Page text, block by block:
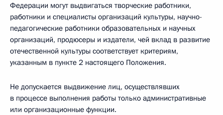
Федерации могут выдвигаться творческие работники,
работники и специалисты организаций культуры, научно-
педагогические работники образовательных и научных
организаций, продюсеры и издатели, чей вклад в развитие
отечественной культуры соответствует критериям,
указанным в пункте 2 настоящего Положения.
Не допускается выдвижение лиц, осуществлявших
в процессе выполнения работы только административные
или организационные функции.